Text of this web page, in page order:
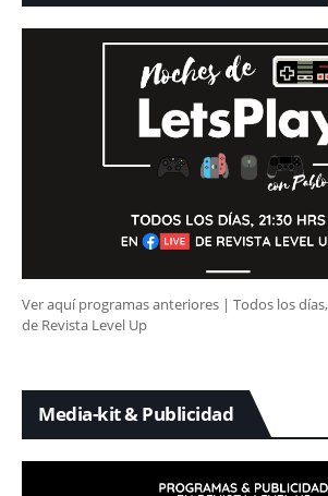
Ver aquí programas anteriores | Todos los
de Revista Level Up
Media-kit & Publicidad